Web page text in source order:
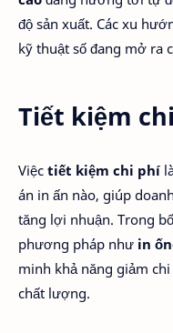
độ sản xuất. Các xu
kỹ thuật số đang mở ra
Tiết kiệm
Việc tiết kiệm chi phí
án in ấn nào, giúp
tăng lợi nhuận. Trong
phương pháp như in
minh khả năng giảm
chất lượng.